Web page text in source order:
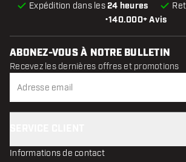
•140.000+ Avis
Expédition dans les24 heures
ABONEZ-VOUS À NOTRE BULLETIN
Recevez les dernières offres et promotions
Informations de contact